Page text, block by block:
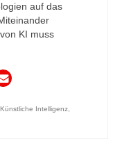
auf das
KI muss
Künstliche Intelligenz